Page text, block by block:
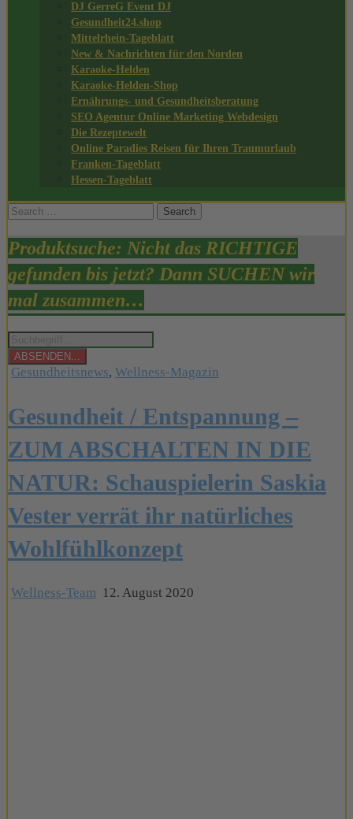
DJ GerreG Event DJ
Gesundheit24.shop
Mittelrhein-Tageblatt
New & Nachrichten für den Norden
Karaoke-Helden
Karaoke-Helden-Shop
Ernährungs- und Gesundheitsberatung
SEO Agentur Online Marketing Webdesign
Die Rezeptewelt
Online Paradies Reisen für Ihren Traumurlaub
Franken-Tageblatt
Hessen-Tageblatt
Search
Produktsuche: Nicht das RICHTIGE
gefunden bis jetzt? Dann SUCHEN wir
mal zusammen…
Products
search
ABSENDEN...
Posted
Gesundheitsnews, Wellness-Magazin
Gesundheit / Entspannung –
ZUM ABSCHALTEN IN DIE
NATUR: Schauspielerin Saskia
Vester verrät ihr natürliches
Wohlfühlkonzept
Wellness-Team 12. August 2020